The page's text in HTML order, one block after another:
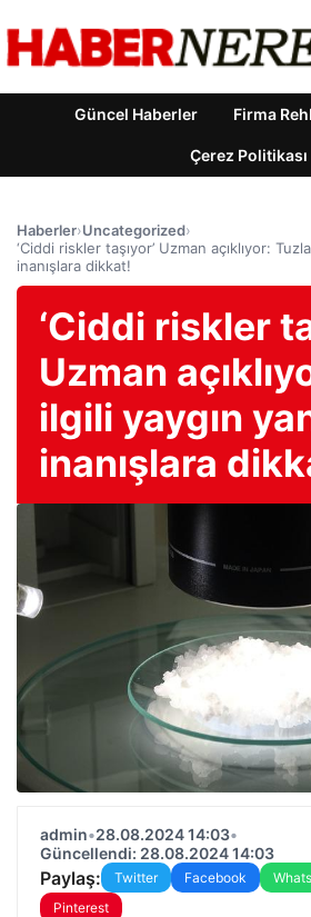
Güncel Haberler Firma
Çerez Politikası
Haberler›Uncategorized›
‘Ciddi riskler taşıyor’ Uzman açıklıyor:
inanışlara dikkat!
‘Ciddi riskler
Uzman
ilgili yaygın
inanışlara
admin•28.08.2024 14:03•
Güncellendi: 28.08.2024 14:03
Paylaş: Twitter Facebook
Pinterest